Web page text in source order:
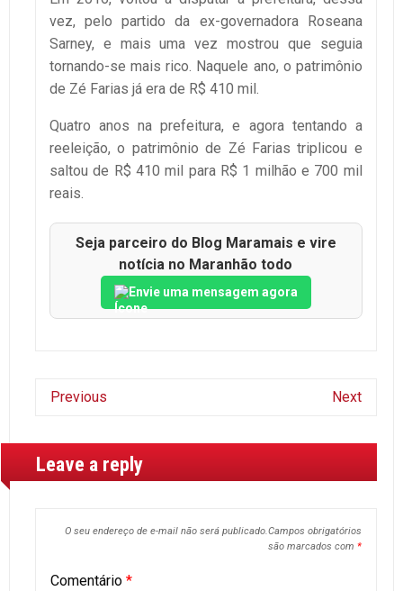
vez, pelo partido da ex-governadora Roseana
Sarney, e mais uma vez mostrou que seguia
tornando-se mais rico. Naquele ano, o patrimônio
de Zé Farias já era de R$ 410 mil.
Quatro anos na prefeitura, e agora tentando a
reeleição, o patrimônio de Zé Farias triplicou e
saltou de R$ 410 mil para R$ 1 milhão e 700 mil
reais.
Seja parceiro do Blog Maramais e vire
notícia no Maranhão todo
Envie uma mensagem agora
Previous Next
Leave a reply
O seu endereço de e-mail não será publicado.Campos obrigatórios
são marcados com *
Comentário *